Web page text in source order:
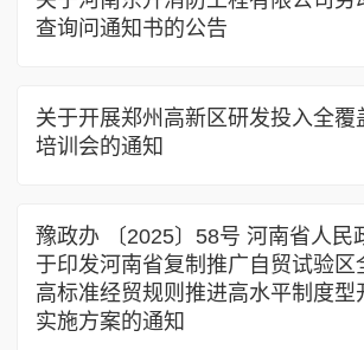
查询问通知书的公告
关于开展郑州高新区研发投入全覆
培训会的通知
豫政办 〔2025〕58号 河南省人民
于印发河南省复制推广自贸试验区
高标准经贸规则推进高水平制度型
实施方案的通知